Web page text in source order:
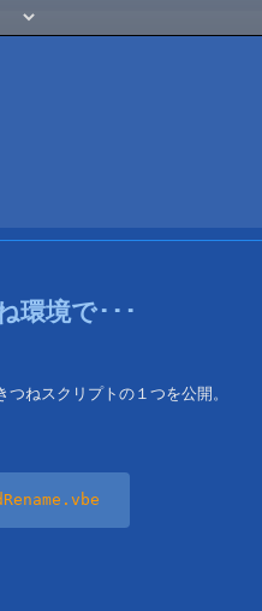
環境で･･･
ねスクリプトの１つを公開。